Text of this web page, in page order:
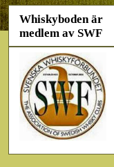
Whiskyboden är
medlem av SWF